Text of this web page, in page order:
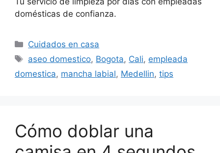
domésticas de confianza.
Categorías
Cuidados en casa
Etiquetas
aseo domestico, Bogota, Cali, empleada
domestica, mancha labial, Medellin, tips
Cómo doblar una